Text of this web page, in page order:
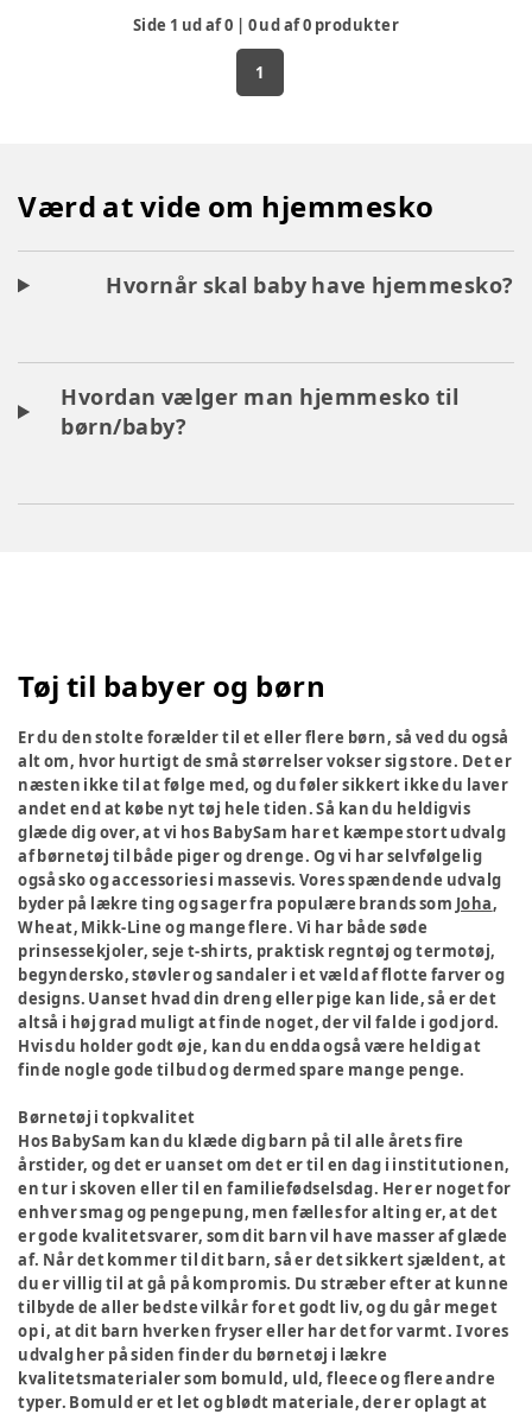
Side 1 ud af0 | 0ud af0 produkter
1
Værd at vide om hjemmesko
Hvornår skal baby have hjemmesko?
Hvordan vælger man hjemmesko til
børn/baby?
Tøj til babyer og børn
Er du den stolte forælder til et eller flere børn, så ved du også
alt om, hvor hurtigt de små størrelser vokser sig store. Det er
næsten ikke til at følge med, og du føler sikkert ikke du laver
andet end at købe nyt tøj hele tiden. Så kan du heldigvis
glæde dig over, at vi hos BabySam har et kæmpe stort udvalg
af børnetøj til både piger og drenge. Og vi har selvfølgelig
også sko og accessories i massevis. Vores spændende udvalg
byder på lækre ting og sager fra populære brands som Joha,
Wheat, Mikk-Line og mange flere. Vi har både søde
prinsessekjoler, seje t-shirts, praktisk regntøj og termotøj,
begyndersko, støvler og sandaler i et væld af flotte farver og
designs. Uanset hvad din dreng eller pige kan lide, så er det
altså i høj grad muligt at finde noget, der vil falde i god jord.
Hvis du holder godt øje, kan du endda også være heldig at
finde nogle gode tilbud og dermed spare mange penge.
Børnetøj i topkvalitet
Hos BabySam kan du klæde dig barn på til alle årets fire
årstider, og det er uanset om det er til en dag i institutionen,
en tur i skoven eller til en familiefødselsdag. Her er noget for
enhver smag og pengepung, men fælles for alting er, at det
er gode kvalitetsvarer, som dit barn vil have masser af glæde
af. Når det kommer til dit barn, så er det sikkert sjældent, at
du er villig til at gå på kompromis. Du stræber efter at kunne
tilbyde de aller bedste vilkår for et godt liv, og du går meget
op i, at dit barn hverken fryser eller har det for varmt. I vores
udvalg her på siden finder du børnetøj i lækre
kvalitetsmaterialer som bomuld, uld, fleece og flere andre
typer. Bomuld er et let og blødt materiale, der er oplagt at